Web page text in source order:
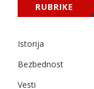
RUBRIKE
Istorija
Bezbednost
Vesti